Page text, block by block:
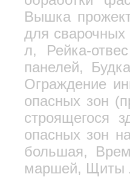
Вышка
для сварочных
л, Рейка-
панелей,
Ограждение
опасных зон
строящегося
опасных зон
большая,
маршей, Щиты